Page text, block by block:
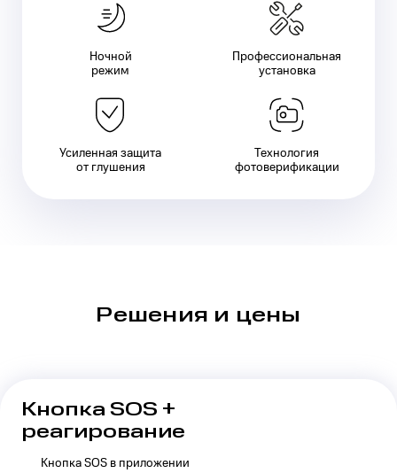
Ночной
режим
Профессиональная
установка
Усиленная защита
от глушения
Технология
фотоверификации
Решения и цены
Кнопка SOS +
реагирование
Кнопка SOS в приложении